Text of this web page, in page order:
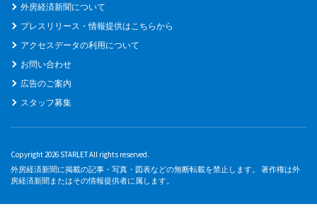
外房経済新聞について
プレスリリース・情報提供はこちらから
アクセスデータの利用について
お問い合わせ
広告のご案内
スタッフ募集
Copyright 2026 STARLET All rights reserved.
外房経済新聞に掲載の記事・写真・図表などの無断転載を禁止します。 著作権は外
房経済新聞またはその情報提供者に属します。